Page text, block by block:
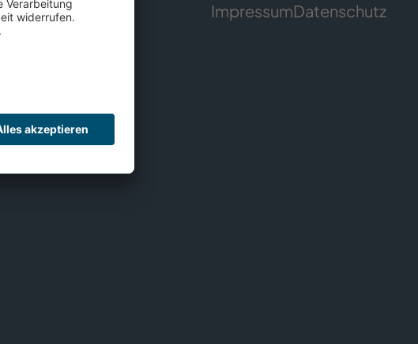
ImpressumDatenschutz